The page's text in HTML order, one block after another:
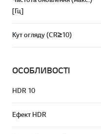
[Гц]
Кут огляду (CR≥10)
ОСОБЛИВОСТІ
HDR 10
Ефект HDR